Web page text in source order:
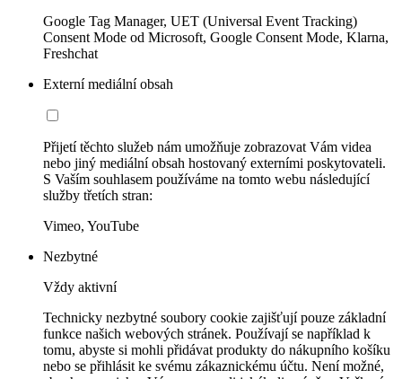
Google Tag Manager, UET (Universal Event Tracking)
Consent Mode od Microsoft, Google Consent Mode, Klarna,
Freshchat
Externí mediální obsah
Přijetí těchto služeb nám umožňuje zobrazovat Vám videa
nebo jiný mediální obsah hostovaný externími poskytovateli.
S Vaším souhlasem používáme na tomto webu následující
služby třetích stran:
Vimeo, YouTube
Nezbytné
Vždy aktivní
Technicky nezbytné soubory cookie zajišťují pouze základní
funkce našich webových stránek. Používají se například k
tomu, abyste si mohli přidávat produkty do nákupního košíku
nebo se přihlásit ke svému zákaznickému účtu. Není možné,